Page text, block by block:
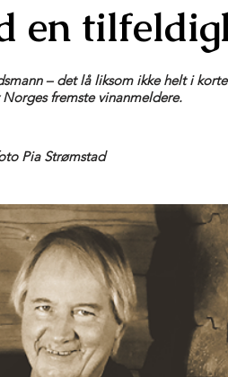
en
– det lå liksom ikke helt i
fremste vinanmeldere.
Pia Strømstad